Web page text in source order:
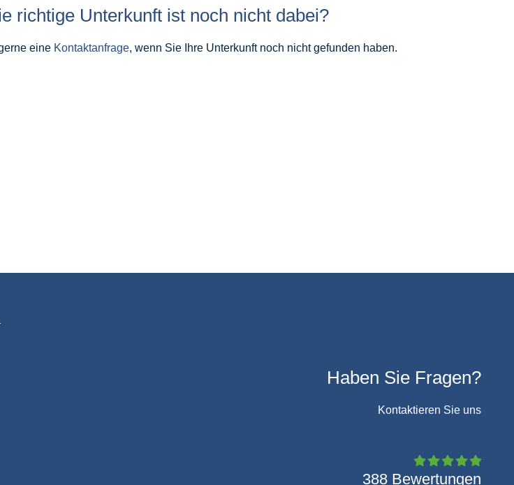
richtige Unterkunft ist noch nicht dabei?
eine Kontaktanfrage, wenn Sie Ihre Unterkunft noch nicht gefunden haben.
Haben Sie Fragen?
Kontaktieren Sie uns
388 Bewertungen